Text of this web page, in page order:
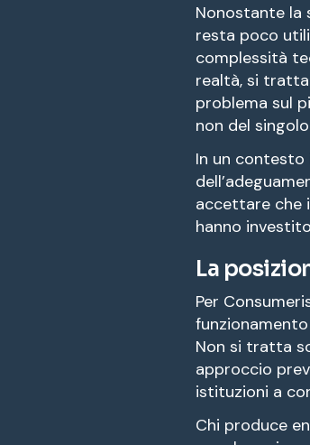
Nonostante la
resta poco
complessità
realtà, si
problema sul
non del
In un contesto
accettare che
hanno
La
Per
Non si tratta
approccio
istituzioni a
Chi produce